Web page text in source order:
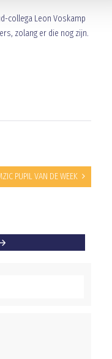
collega Leon Voskamp
zolang er die nog zijn.
PUPIL VAN DE WEEK